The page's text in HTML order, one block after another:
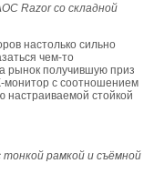
Razor со складной
настолько сильно
чем-то
рынок получившую приз
монитор с соотношением
настраиваемой стойкой
тонкой рамкой и съёмной